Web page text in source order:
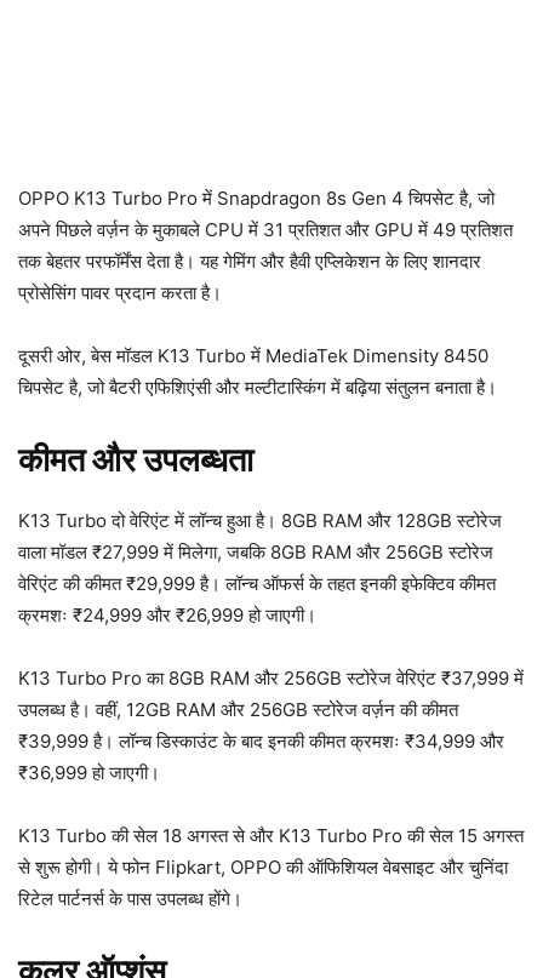
OPPO K13 Turbo Pro में Snapdragon 8s Gen 4 चिपसेट है, जो
अपने पिछले वर्ज़न के मुकाबले CPU में 31 प्रतिशत और GPU में 49 प्रतिशत
तक बेहतर परफॉर्मेंस देता है। यह गेमिंग और हैवी एप्लिकेशन के लिए शानदार
प्रोसेसिंग पावर प्रदान करता है।
दूसरी ओर, बेस मॉडल K13 Turbo में MediaTek Dimensity 8450
चिपसेट है, जो बैटरी एफिशिएंसी और मल्टीटास्किंग में बढ़िया संतुलन बनाता है।
कीमत और उपलब्धता
K13 Turbo दो वेरिएंट में लॉन्च हुआ है। 8GB RAM और 128GB स्टोरेज
वाला मॉडल ₹27,999 में मिलेगा, जबकि 8GB RAM और 256GB स्टोरेज
वेरिएंट की कीमत ₹29,999 है। लॉन्च ऑफर्स के तहत इनकी इफेक्टिव कीमत
क्रमशः ₹24,999 और ₹26,999 हो जाएगी।
K13 Turbo Pro का 8GB RAM और 256GB स्टोरेज वेरिएंट ₹37,999 में
उपलब्ध है। वहीं, 12GB RAM और 256GB स्टोरेज वर्ज़न की कीमत
₹39,999 है। लॉन्च डिस्काउंट के बाद इनकी कीमत क्रमशः ₹34,999 और
₹36,999 हो जाएगी।
K13 Turbo की सेल 18 अगस्त से और K13 Turbo Pro की सेल 15 अगस्त
से शुरू होगी। ये फोन Flipkart, OPPO की ऑफिशियल वेबसाइट और चुनिंदा
रिटेल पार्टनर्स के पास उपलब्ध होंगे।